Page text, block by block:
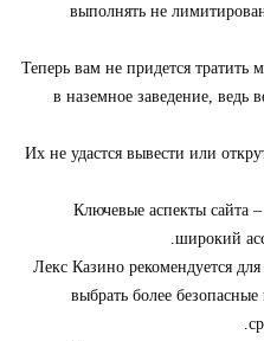
выполнять не
Теперь вам не придется тратить
в наземное заведение, ведь
Их не удастся вывести или
Ключевые аспекты сайта –
широкий
Лекс Казино рекомендуется
выбрать более